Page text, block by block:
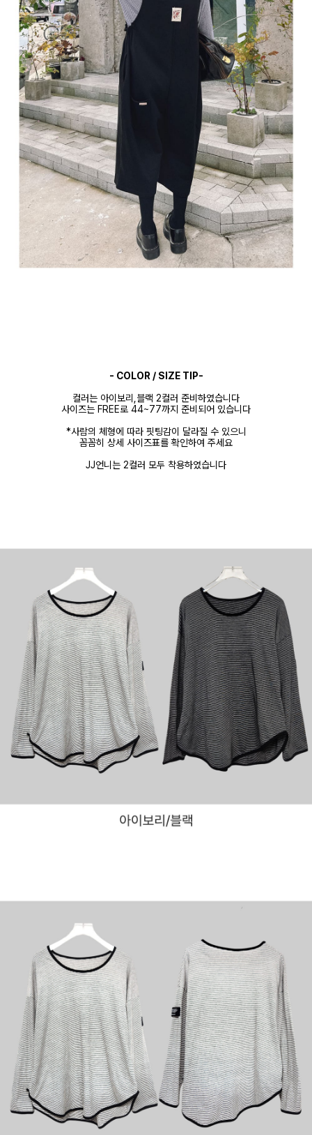
- COLOR / SIZE TIP-
컬러는 아이보리,블랙 2컬러 준비하였습니다
사이즈는 FREE로 44~77까지 준비되어 있습니다
*사람의 체형에 따라 핏팅감이 달라질 수 있으니
꼼꼼히 상세 사이즈표를 확인하여 주세요
JJ언니는 2컬러 모두 착용하였습니다